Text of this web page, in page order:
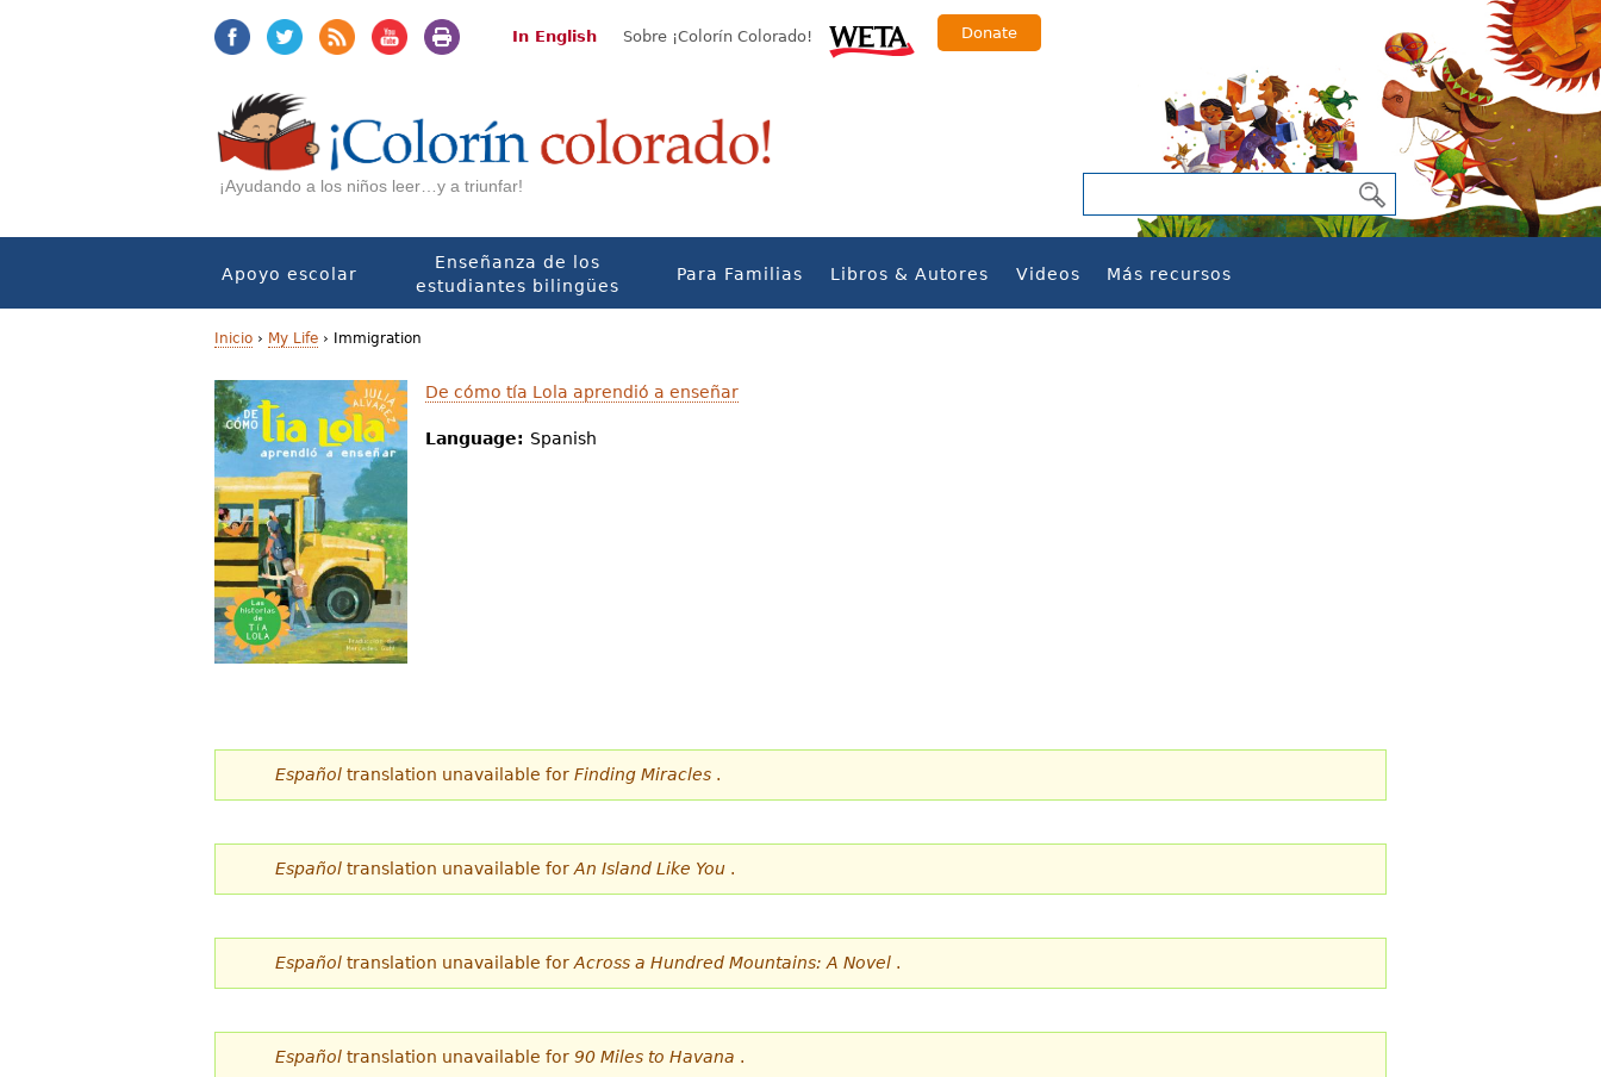
In English Sobre ¡Colorín Colorado! Donate
¡Ayudando a los niños leer…y a triunfar!
Apoyo escolar
Enseñanza de los
estudiantes bilingües
Para Familias Libros & Autores Videos Más recursos
U
s
t
e
d
e
s
q
u
í
Inicio › My Life › Immigration
De cómo tía Lola aprendió a enseñar
Language: Spanish
Español translation unavailable for Finding Miracles .
Español translation unavailable for An Island Like You .
Español translation unavailable for Across a Hundred Mountains: A Novel .
Español translation unavailable for 90 Miles to Havana .